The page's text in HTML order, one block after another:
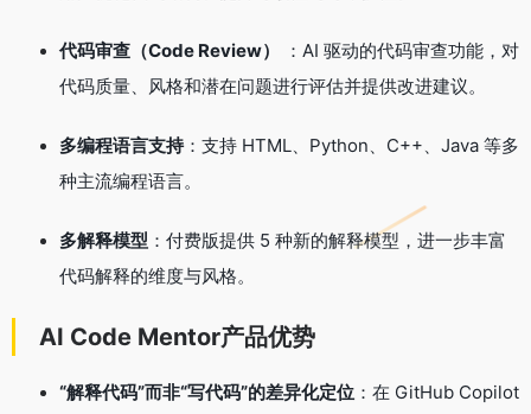
代码审查（Code Review）
：AI 驱动的代码审查功能，对
代码质量、风格和潜在问题进行评估并提供改进建议。
多编程语言支持：支持 HTML、Python、C++、Java 等多
种主流编程语言。
多解释模型 ：付费版提供 5 种新的解释模型，进一步丰富
代码解释的维度与风格。
AI Code Mentor产品优势
“解释代码”而非“写代码”的差异化定位 ：在 GitHub Copilot